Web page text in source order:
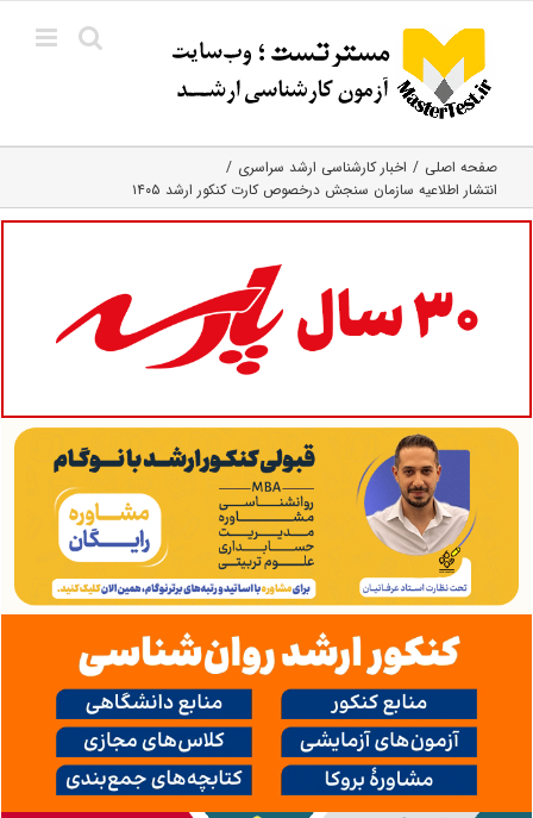
content
صفحه اصلی
اخبار کارشناسی ارشد سراسری
انتشار اطلاعیه سازمان سنجش درخصوص کارت کنکور ارشد ۱۴۰۵